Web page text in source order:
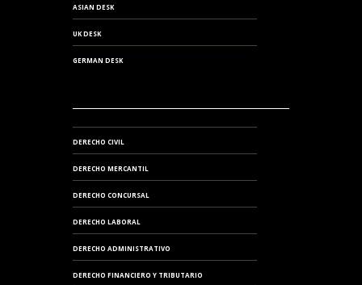
ASIAN DESK
UK DESK
GERMAN DESK
DERECHO CIVIL
DERECHO MERCANTIL
DERECHO CONCURSAL
DERECHO LABORAL
DERECHO ADMINISTRATIVO
DERECHO FINANCIERO Y TRIBUTARIO